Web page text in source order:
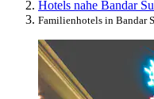
Hotels nahe Bandar
Familienhotels in Bandar